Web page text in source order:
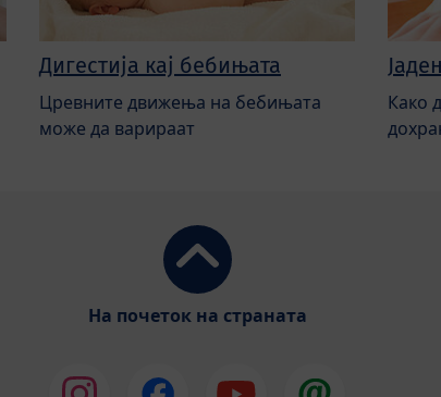
Дигестија кај бебињата
Цревните движења на бебињата
може да варираат
Како
На почеток на страната